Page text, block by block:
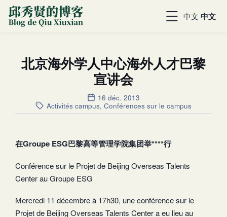
中文 中文
北京海外学人中心海外人才巴黎
宣讲会
16 déc. 2013
Activités campus, Conférences sur le campus
在Groupe ESG巴黎高等管理学院集团举****行
Conférence sur le Projet de Beijing Overseas Talents
Center au Groupe ESG
Mercredi 11 décembre à 17h30, une conférence sur le
Projet de Beijing Overseas Talents Center a eu lieu au